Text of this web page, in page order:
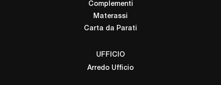
Complementi
Materassi
Carta da Parati
UFFICIO
Arredo Ufficio